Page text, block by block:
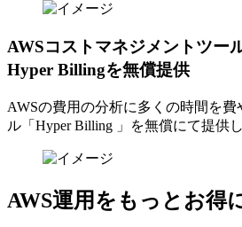
AWSコストマネジメントツー
Hyper Billingを無償提供
AWSの費⽤の分析に多くの時間を
ル「Hyper Billing 」を無償にて提供
AWS運用をもっとお得